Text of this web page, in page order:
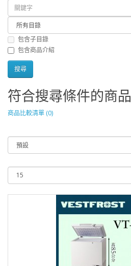
包含子目錄
包含商品介紹
符合搜尋條件的商品
商品比較清單 (0)